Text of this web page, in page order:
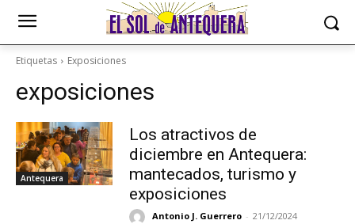
Etiquetas Exposiciones
exposiciones
Antequera
Los atractivos de
diciembre en Antequera:
mantecados, turismo y
exposiciones
Antonio J. Guerrero - 21/12/2024